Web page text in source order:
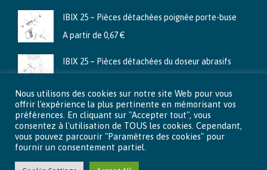
IBIX 25 – Pièces détachées poignée porte-buse
A partir de 0,67€
IBIX 25 – Pièces détachées du doseur abrasifs
Ibix 9 - Pièces détachées du doseur abrasifs
A partir de2,66€
Nous utilisons des cookies sur notre site Web pour vous
offrir l'expérience la plus pertinente en mémorisant vos
préférences. En cliquant sur "Accepter tout", vous
consentez à l'utilisation de TOUS les cookies. Cependant,
vous pouvez parcourir "Paramètres des cookies" pour
fournir un consentement partiel.